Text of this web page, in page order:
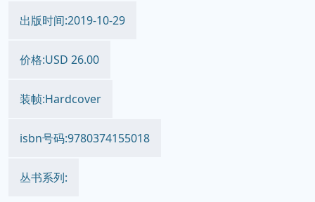
出版时间:2019-10-29
价格:USD 26.00
装帧:Hardcover
isbn号码:9780374155018
丛书系列: